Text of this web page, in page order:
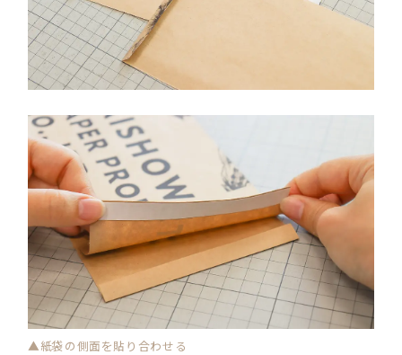
▲紙袋の側面を貼り合わせる